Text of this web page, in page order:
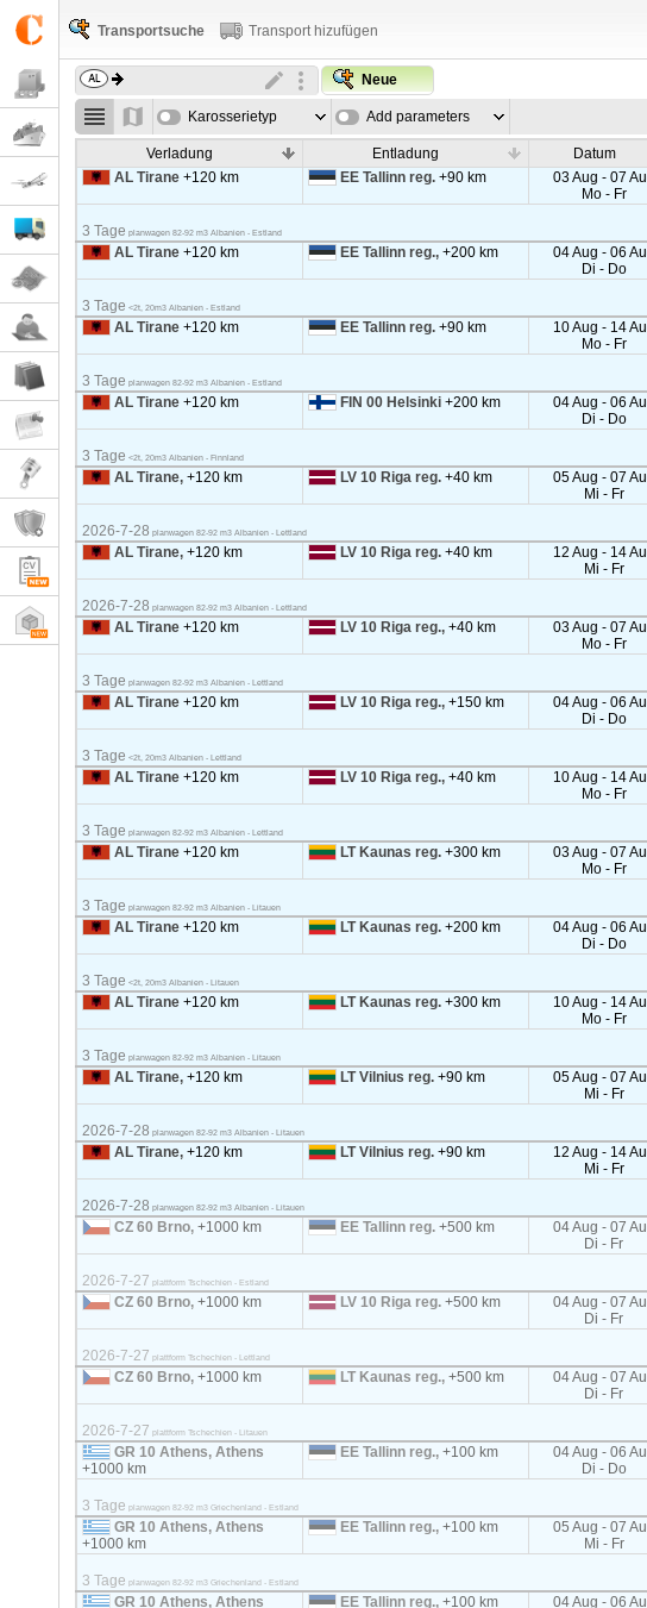
Transportsuche Transport hizufügen
Neue
Karosserietyp Add parameters
Verladung Entladung Datum
AL Tirane +120 km EE Tallinn reg. +90 km
03 Aug - 07
Mo - Fr
3 Tage planwagen 82-92 m3 Albanien - Estland
AL Tirane +120 km EE Tallinn reg., +200 km
04 Aug - 06
Di - Do
3 Tage <2t, 20m3 Albanien - Estland
AL Tirane +120 km EE Tallinn reg. +90 km
10 Aug - 14
Mo - Fr
3 Tage planwagen 82-92 m3 Albanien - Estland
AL Tirane +120 km FIN 00 Helsinki +200 km
04 Aug - 06
Di - Do
3 Tage <2t, 20m3 Albanien - Finnland
AL Tirane, +120 km LV 10 Riga reg. +40 km
05 Aug - 07
Mi - Fr
2026-7-28 planwagen 82-92 m3 Albanien - Lettland
AL Tirane, +120 km LV 10 Riga reg. +40 km
12 Aug - 14
Mi - Fr
2026-7-28 planwagen 82-92 m3 Albanien - Lettland
AL Tirane +120 km LV 10 Riga reg., +40 km
03 Aug - 07
Mo - Fr
3 Tage planwagen 82-92 m3 Albanien - Lettland
AL Tirane +120 km LV 10 Riga reg., +150 km
04 Aug - 06
Di - Do
3 Tage <2t, 20m3 Albanien - Lettland
AL Tirane +120 km LV 10 Riga reg., +40 km
10 Aug - 14
Mo - Fr
3 Tage planwagen 82-92 m3 Albanien - Lettland
AL Tirane +120 km LT Kaunas reg. +300 km
03 Aug - 07
Mo - Fr
3 Tage planwagen 82-92 m3 Albanien - Litauen
AL Tirane +120 km LT Kaunas reg. +200 km
04 Aug - 06
Di - Do
3 Tage <2t, 20m3 Albanien - Litauen
AL Tirane +120 km LT Kaunas reg. +300 km
10 Aug - 14
Mo - Fr
3 Tage planwagen 82-92 m3 Albanien - Litauen
AL Tirane, +120 km LT Vilnius reg. +90 km
05 Aug - 07
Mi - Fr
2026-7-28 planwagen 82-92 m3 Albanien - Litauen
AL Tirane, +120 km LT Vilnius reg. +90 km
12 Aug - 14
Mi - Fr
2026-7-28 planwagen 82-92 m3 Albanien - Litauen
CZ 60 Brno, +1000 km EE Tallinn reg. +500 km
04 Aug - 07
Di - Fr
2026-7-27 plattform Tschechien - Estland
CZ 60 Brno, +1000 km LV 10 Riga reg. +500 km
04 Aug - 07
Di - Fr
2026-7-27 plattform Tschechien - Lettland
CZ 60 Brno, +1000 km LT Kaunas reg., +500 km
04 Aug - 07
Di - Fr
2026-7-27 plattform Tschechien - Litauen
GR 10 Athens, Athens
+1000 km
EE Tallinn reg., +100 km
04 Aug - 06
Di - Do
3 Tage planwagen 82-92 m3 Griechenland - Estland
GR 10 Athens, Athens
+1000 km
EE Tallinn reg., +100 km
05 Aug - 07
Mi - Fr
3 Tage planwagen 82-92 m3 Griechenland - Estland
GR 10 Athens, Athens
EE Tallinn reg., +100 km
04 Aug - 06